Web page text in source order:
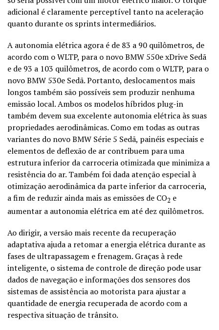
adicional é claramente perceptível tanto na aceleração
quanto durante os sprints intermediários.
A autonomia elétrica agora é de 83 a 90 quilômetros, de
acordo com o WLTP, para o novo BMW 550e xDrive Sedã
e de 93 a 103 quilômetros, de acordo com o WLTP, para o
novo BMW 530e Sedã. Portanto, deslocamentos mais
longos também são possíveis sem produzir nenhuma
emissão local. Ambos os modelos híbridos plug-in
também devem sua excelente autonomia elétrica às suas
propriedades aerodinâmicas. Como em todas as outras
variantes do novo BMW Série 5 Sedã, painéis especiais e
elementos de deflexão de ar contribuem para uma
estrutura inferior da carroceria otimizada que minimiza a
resistência do ar. Também foi dada atenção especial à
otimização aerodinâmica da parte inferior da carroceria,
a fim de reduzir ainda mais as emissões de CO2 e
aumentar a autonomia elétrica em até dez quilômetros.
Ao dirigir, a versão mais recente da recuperação
adaptativa ajuda a retomar a energia elétrica durante as
fases de ultrapassagem e frenagem. Graças à rede
inteligente, o sistema de controle de direção pode usar
dados de navegação e informações dos sensores dos
sistemas de assistência ao motorista para ajustar a
quantidade de energia recuperada de acordo com a
respectiva situação de trânsito.